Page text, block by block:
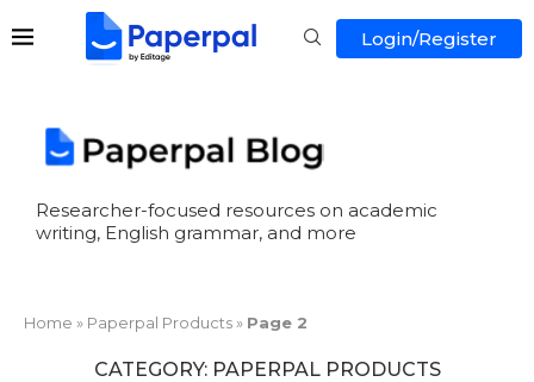
Login/Register
Researcher-focused resources on academic
writing, English grammar, and more
Home » Paperpal Products » Page 2
CATEGORY: PAPERPAL PRODUCTS